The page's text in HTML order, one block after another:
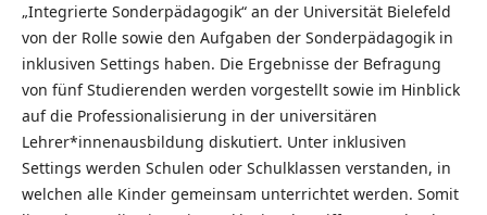
„Integrierte Sonderpädagogik“ an der Universität Bielefeld
von der Rolle sowie den Aufgaben der Sonderpädagogik in
inklusiven Settings haben. Die Ergebnisse der Befragung
von fünf Studierenden werden vorgestellt sowie im Hinblick
auf die Professionalisierung in der universitären
Lehrer*innenausbildung diskutiert. Unter inklusiven
Settings werden Schulen oder Schulklassen verstanden, in
welchen alle Kinder gemeinsam unterrichtet werden. Somit